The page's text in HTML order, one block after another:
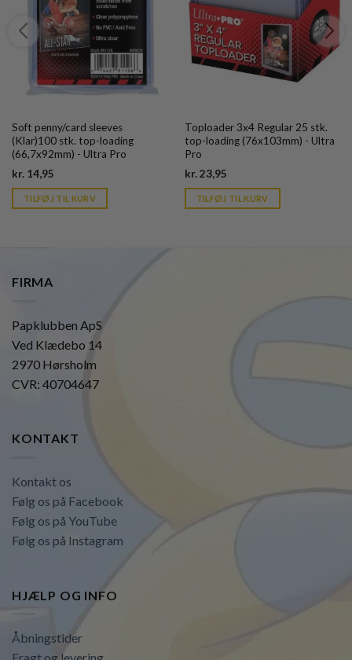
Soft penny/card sleeves
(Klar)100 stk. top-loading
(66,7x92mm) - Ultra Pro
kr. 14,95
is:
kr. 39,95.
TILFØJ TIL KURV
Toploader 3x4 Regular 25 stk.
top-loading (76x103mm) - Ultra
Pro
kr.23,95Current
is:
kr. 39,95.
TILFØJ TIL KURV
FIRMA
Papklubben ApS
Ved Klædebo 14
2970 Hørsholm
CVR: 40704647
KONTAKT
Kontakt os
Følg os på Facebook
Følg os på YouTube
Følg os på Instagram
HJÆLP OG INFO
Åbningstider